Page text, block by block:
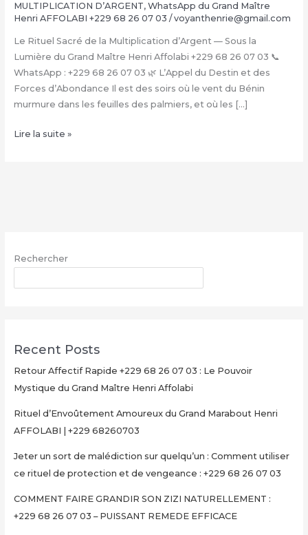
MULTIPLICATION D’ARGENT, WhatsApp du Grand Maître
Henri AFFOLABI +229 68 26 07 03 /voyanthenrie@gmail.com
Le Rituel Sacré de la Multiplication d’Argent — Sous la
Lumière du Grand Maître Henri Affolabi +229 68 26 07 03 📞
WhatsApp : +229 68 26 07 03 🌿 L’Appel du Destin et des
Forces d’Abondance Il est des soirs où le vent du Bénin
murmure dans les feuilles des palmiers, et où les […]
La
Henri
–
et
Ultra-
Rapide
Multiplier
Votre
Minutes
+229
Lire la suite »
Rechercher
Recent Posts
Retour Affectif Rapide +229 68 26 07 03 : Le Pouvoir
Mystique du Grand Maître Henri Affolabi
Rituel d’Envoûtement Amoureux du Grand Marabout Henri
AFFOLABI | +229 68260703
Jeter un sort de malédiction sur quelqu’un : Comment utiliser
ce rituel de protection et de vengeance : +229 68 26 07 03
COMMENT FAIRE GRANDIR SON ZIZI NATURELLEMENT :
+229 68 26 07 03 – PUISSANT REMEDE EFFICACE